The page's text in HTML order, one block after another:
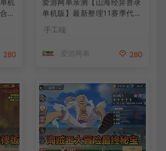
机
抽
外
280
爱游网单亲测【山海经异兽录
单机版】最新整理11赛季代金
模拟器手游 解压一键端 视频
手工端
爱游网单 280